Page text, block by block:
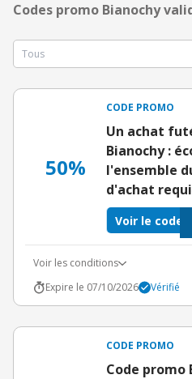
Codes promo Bianochy
50%
CODE PROMO
Un achat
Bianochy :
l'ensemble
d'achat
Voir le code
Voir les conditions
Expire le 07/10/2026
Vérifié
CODE PROMO
Code promo